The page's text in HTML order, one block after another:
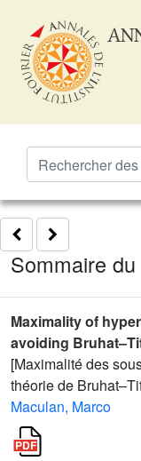
Sommaire du
Maximality of
avoiding
[Maximalité des
théorie de
Maculan, Marco